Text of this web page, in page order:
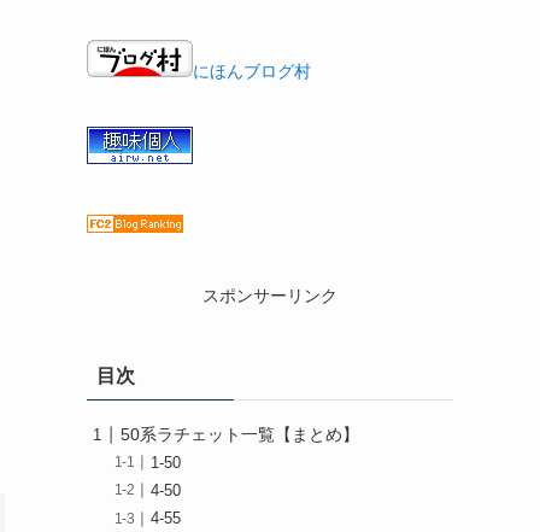
にほんブログ村
スポンサーリンク
目次
50系ラチェット一覧【まとめ】
1-50
4-50
4-55